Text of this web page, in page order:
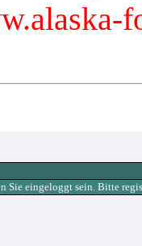
Sie eingeloggt sein. Bitte